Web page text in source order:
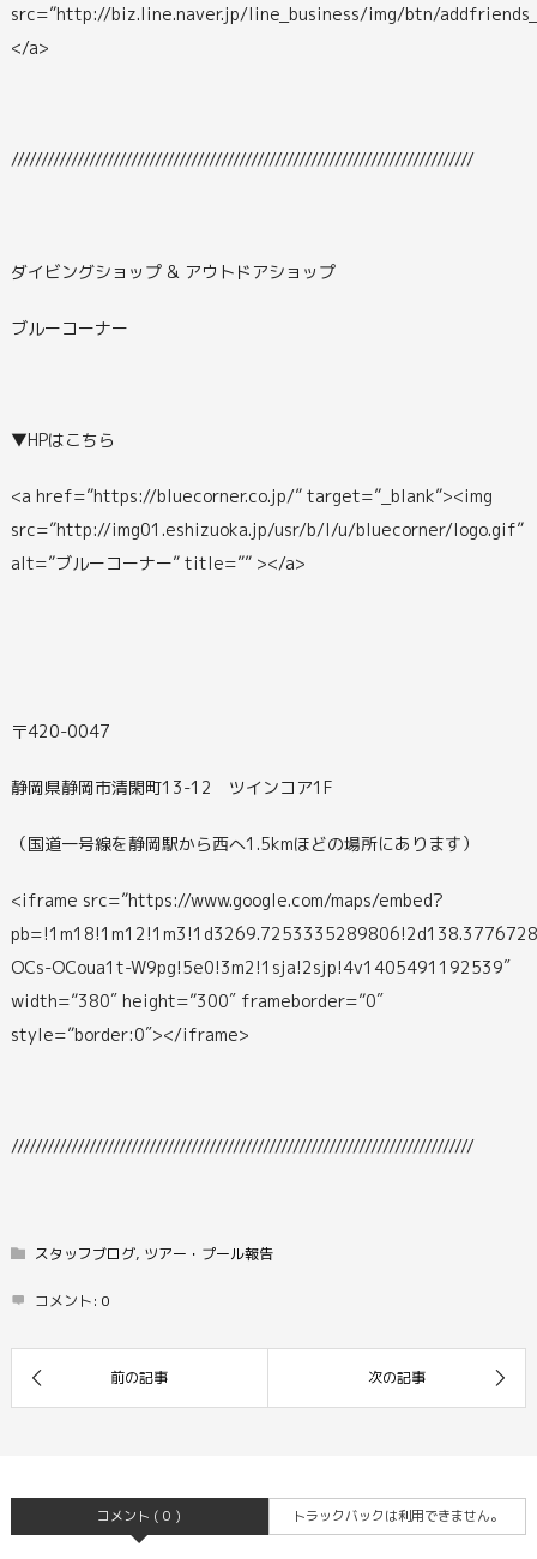
src=”http://biz.line.naver.jp/line_business/img/btn/
</a>
/////////////////////////////////////////////////////////////////////////////
ダイビングショップ & アウトドアショップ
ブルーコーナー
▼HPはこちら
<a href=”https://bluecorner.co.jp/” target=”_blank”><img
src=”http://img01.eshizuoka.jp/usr/b/l/u/bluecorner/logo.gif”
alt=”ブルーコーナー” title=”” ></a>
〒420-0047
静岡県静岡市清閑町13-12 ツインコア1F
（国道一号線を静岡駅から西へ1.5kmほどの場所にあります）
<iframe src=”https://www.google.com/maps/embed?
OCs-OCoua1t-W9pg!5e0!3m2!1sja!2sjp!4v1405491192539″
width=”380″ height=”300″ frameborder=”0″
style=”border:0″></iframe>
/////////////////////////////////////////////////////////////////////////////
スタッフブログ, ツアー・プール報告
コメント: 0
コメント ( 0 ) トラックバックは利用できません。